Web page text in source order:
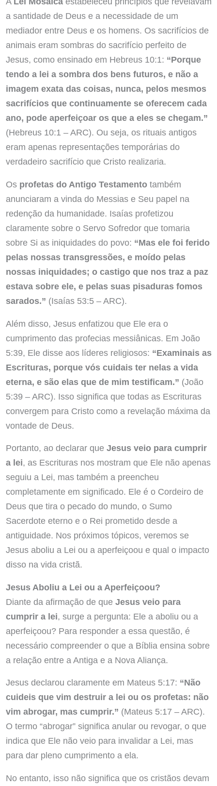
a santidade de Deus e a necessidade de um
mediador entre Deus e os homens. Os sacrifícios de
animais eram sombras do sacrifício perfeito de
Jesus, como ensinado em Hebreus 10:1: “Porque
tendo a lei a sombra dos bens futuros, e não a
imagem exata das coisas, nunca, pelos mesmos
sacrifícios que continuamente se oferecem cada
ano, pode aperfeiçoar os que a eles se chegam.”
(Hebreus 10:1 – ARC). Ou seja, os rituais antigos
eram apenas representações temporárias do
verdadeiro sacrifício que Cristo realizaria.
Os profetas do Antigo Testamentotambém
anunciaram a vinda do Messias e Seu papel na
redenção da humanidade. Isaías profetizou
claramente sobre o Servo Sofredor que tomaria
sobre Si as iniquidades do povo: “Mas ele foi ferido
pelas nossas transgressões, e moído pelas
nossas iniquidades; o castigo que nos traz a paz
estava sobre ele, e pelas suas pisaduras fomos
sarados.” (Isaías 53:5 – ARC).
Além disso, Jesus enfatizou que Ele era o
cumprimento das profecias messiânicas. Em João
5:39, Ele disse aos líderes religiosos: “Examinais as
Escrituras, porque vós cuidais ter nelas a vida
eterna, e são elas que de mim testificam.” (João
5:39 – ARC). Isso significa que todas as Escrituras
convergem para Cristo como a revelação máxima da
vontade de Deus.
Portanto, ao declarar que Jesus veio para cumprir
a lei, as Escrituras nos mostram que Ele não apenas
seguiu a Lei, mas também a preencheu
completamente em significado. Ele é o Cordeiro de
Deus que tira o pecado do mundo, o Sumo
Sacerdote eterno e o Rei prometido desde a
antiguidade. Nos próximos tópicos, veremos se
Jesus aboliu a Lei ou a aperfeiçoou e qual o impacto
disso na vida cristã.
Jesus Aboliu a Lei ou a Aperfeiçoou?
Diante da afirmação de que Jesus veio para
cumprir a lei, surge a pergunta: Ele a aboliu ou a
aperfeiçoou? Para responder a essa questão, é
necessário compreender o que a Bíblia ensina sobre
a relação entre a Antiga e a Nova Aliança.
Jesus declarou claramente em Mateus 5:17: “Não
cuideis que vim destruir a lei ou os profetas: não
vim abrogar, mas cumprir.” (Mateus 5:17 – ARC).
O termo “abrogar” significa anular ou revogar, o que
indica que Ele não veio para invalidar a Lei, mas
para dar pleno cumprimento a ela.
No entanto, isso não significa que os cristãos devam